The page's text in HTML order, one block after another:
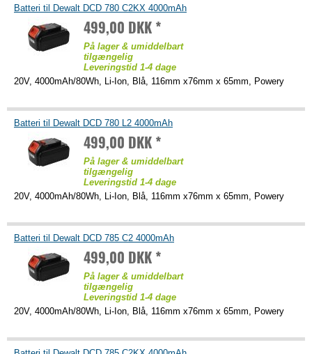
Batteri til Dewalt DCD 780 C2KX 4000mAh
499,00 DKK *
På lager & umiddelbart
tilgængelig
Leveringstid 1-4 dage
20V, 4000mAh/80Wh, Li-Ion, Blå, 116mm x76mm x 65mm, Powery
Batteri til Dewalt DCD 780 L2 4000mAh
499,00 DKK *
På lager & umiddelbart
tilgængelig
Leveringstid 1-4 dage
20V, 4000mAh/80Wh, Li-Ion, Blå, 116mm x76mm x 65mm, Powery
Batteri til Dewalt DCD 785 C2 4000mAh
499,00 DKK *
På lager & umiddelbart
tilgængelig
Leveringstid 1-4 dage
20V, 4000mAh/80Wh, Li-Ion, Blå, 116mm x76mm x 65mm, Powery